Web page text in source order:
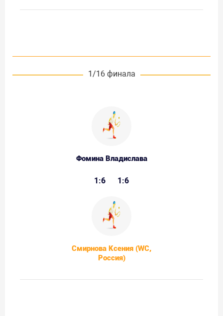
1/16 финала
Фомина Владислава
1:6 1:6
Смирнова Ксения (WC,
Россия)